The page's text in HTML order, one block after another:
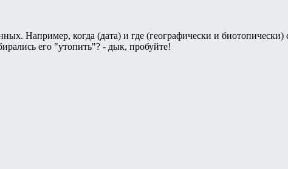
Например, когда (дата) и где (географически и биотопически)
его "утопить"? - дык, пробуйте!